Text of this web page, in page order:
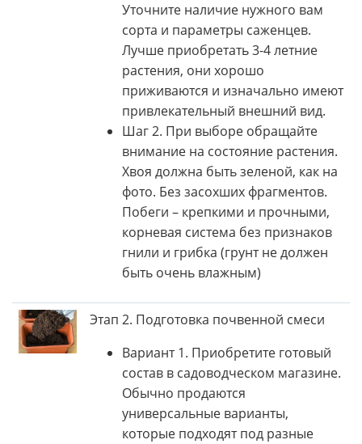
Уточните наличие нужного вам
сорта и параметры саженцев.
Лучше приобретать 3-4 летние
растения, они хорошо
приживаются и изначально имеют
привлекательный внешний вид.
Шаг 2. При выборе обращайте
внимание на состояние растения.
Хвоя должна быть зеленой, как на
фото. Без засохших фрагментов.
Побеги – крепкими и прочными,
корневая система без признаков
гнили и грибка (грунт не должен
быть очень влажным)
Этап 2. Подготовка почвенной смеси
Вариант 1. Приобретите готовый
состав в садоводческом магазине.
Обычно продаются
универсальные варианты,
которые подходят под разные